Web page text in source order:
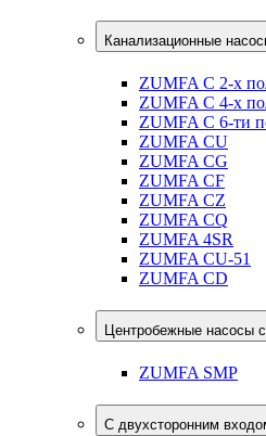
Канализационные
ZUMFA C 2-х
ZUMFA C 4-х
ZUMFA C 6-ти
ZUMFA CU
ZUMFA CG
ZUMFA CF
ZUMFA CZ
ZUMFA CQ
ZUMFA 4SR
ZUMFA CU-51
ZUMFA CD
Центробежные насосы
ZUMFA SMP
С двухсторонним